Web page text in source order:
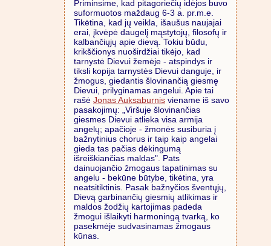
Priminsime, kad pitagoriečių idėjos buvo
suformuotos maždaug 6-3 a. pr.m.e.
Tikėtina, kad jų veikla, išaušus naujajai
erai, įkvėpė daugelį mąstytojų, filosofų ir
kalbančiųjų apie dievą. Tokiu būdu,
krikščionys nuoširdžiai tikėjo, kad
tarnystė Dievui žemėje - atspindys ir
tiksli kopija tarnystės Dievui danguje, ir
žmogus, giedantis šlovinančią giesmę
Dievui, prilyginamas angelui. Apie tai
rašė Jonas Auksaburnis viename iš savo
pasakojimų: „Viršuje šlovinančias
giesmes Dievui atlieka visa armija
angelų; apačioje - žmonės susiburia į
bažnytinius chorus ir taip kaip angelai
gieda tas pačias dėkingumą
išreiškiančias maldas". Pats
dainuojančio žmogaus tapatinimas su
angelu - bekūne būtybe, tikėtina, yra
neatsitiktinis. Pasak bažnyčios šventųjų,
Dievą garbinančių giesmių atlikimas ir
maldos žodžių kartojimas padeda
žmogui išlaikyti harmoningą tvarką, ko
pasekmėje sudvasinamas žmogaus
kūnas.